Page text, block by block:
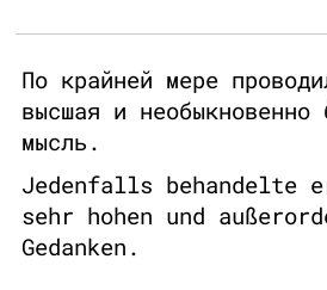
По крайней мере
высшая и необыкновенно
мысль.
Jedenfalls behandelte
sehr hohen und
Gedanken.